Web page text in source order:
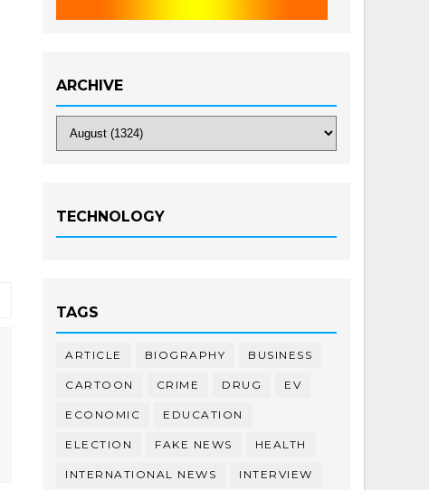
ARCHIVE
TECHNOLOGY
TAGS
ARTICLE BIOGRAPHY BUSINESS
CARTOON CRIME DRUG EV
ECONOMIC EDUCATION
ELECTION FAKE NEWS HEALTH
INTERNATIONAL NEWS INTERVIEW